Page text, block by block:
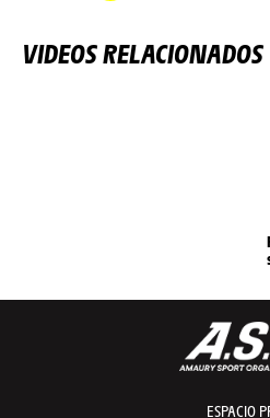
VIDEOS RELACIONADOS
ESPACIO